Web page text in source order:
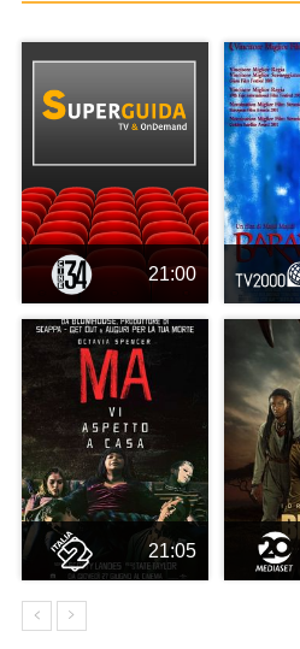
21:00
21:05